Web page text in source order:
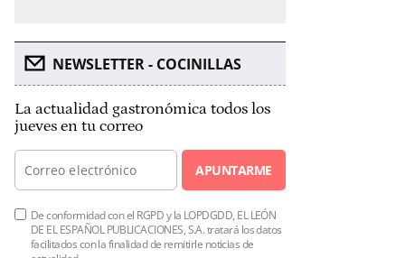
NEWSLETTER - COCINILLAS
La actualidad gastronómica todos los
jueves en tu correo
APUNTARME
De conformidad con el RGPD y la LOPDGDD, EL LEÓN
DE EL ESPAÑOL PUBLICACIONES, S.A. tratará los datos
facilitados con la finalidad de remitirle noticias de